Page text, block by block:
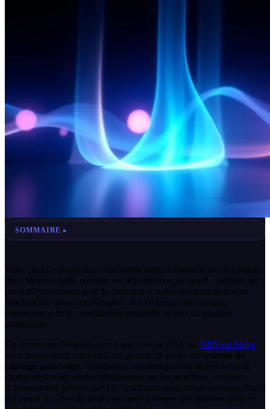
SOMMAIRE
Votre chef de projet passe ses lundis matin a mettre a jour les statuts
dans Monday.com, relancer les retardataires par email, compiler un
point d’avancement pour la direction et redistribuer les taches en
fonction des absences. Resultat : 6 a 10 heures par semaine
consacrees a de la coordination manuelle au lieu du pilotage
strategique.
En connectant Monday.com a une couche d’IA via N8N ou Make
vous transformez votre outil de gestion de projet en systeme de
pilotage autonome . Assignation automatique des taches selon la
charge de travail, alertes intelligentes sur les deadlines, resumes
d’avancement generes par IA, synchronisation temps reel avec Slack
et l’email. Le chef de projet retrouve 8 heures par semaine pour ce